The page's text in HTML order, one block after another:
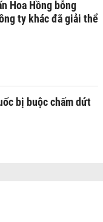
Hoa Hồng bỗng
ty khác đã giải thể
bị buộc chấm dứt